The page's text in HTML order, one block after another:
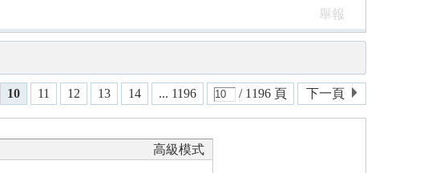
舉報
10 11 12 13 14 ... 1196 / 1196 頁 下一頁
高級模式